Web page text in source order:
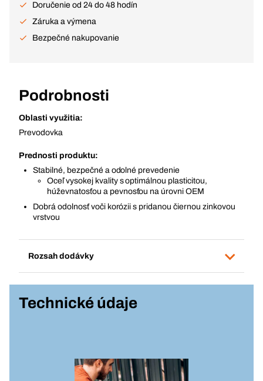
Doručenie od 24 do 48 hodín
Záruka a výmena
Bezpečné nakupovanie
Podrobnosti
Oblasti využitia:
Prevodovka
Prednosti produktu:
Stabilné, bezpečné a odolné prevedenie
Oceľ vysokej kvality s optimálnou plasticitou,
húževnatosťou a pevnosťou na úrovni OEM
Dobrá odolnosť voči korózii s pridanou čiernou zinkovou
vrstvou
Rozsah dodávky
Technické údaje